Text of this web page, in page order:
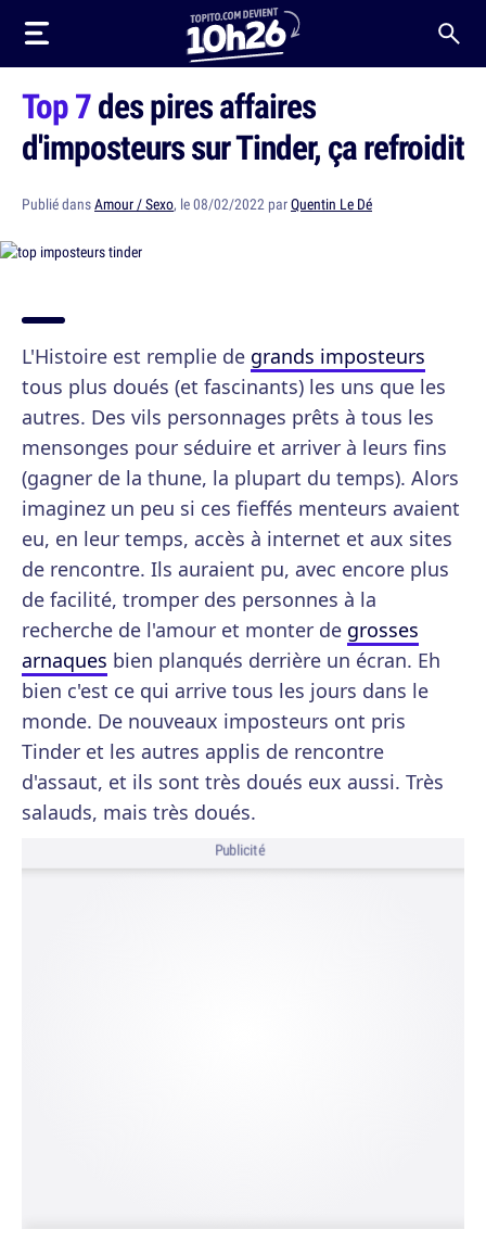
Top 7des pires affaires
d'imposteurs sur Tinder, ça refroidit
Publié dansAmour / Sexo, le 08/02/2022 parQuentin Le Dé
L'Histoire est remplie de grands imposteurs
tous plus doués (et fascinants) les uns que les
autres. Des vils personnages prêts à tous les
mensonges pour séduire et arriver à leurs fins
(gagner de la thune, la plupart du temps). Alors
imaginez un peu si ces fieffés menteurs avaient
eu, en leur temps, accès à internet et aux sites
de rencontre. Ils auraient pu, avec encore plus
de facilité, tromper des personnes à la
recherche de l'amour et monter de grosses
arnaques bien planqués derrière un écran. Eh
bien c'est ce qui arrive tous les jours dans le
monde. De nouveaux imposteurs ont pris
Tinder et les autres applis de rencontre
d'assaut, et ils sont très doués eux aussi. Très
salauds, mais très doués.
Publicité